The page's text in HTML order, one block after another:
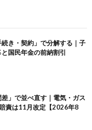
き・契約」で分解する｜子
国民年金の前納割引
」で並べ直す｜電気・ガス
責は11月改定【2026年8